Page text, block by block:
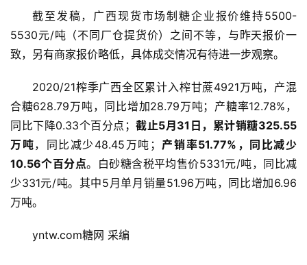
截至发稿，广西现货市场制糖企业报价维持5500-
5530元/吨（不同厂仓提货价）之间不等，与昨天报价一
致，另有商家报价略低，具体成交情况有待进一步观察。
2020/21榨季广西全区累计入榨甘蔗4921万吨，产混
合糖628.79万吨，同比增加28.79万吨；产糖率12.78%，
同比下降0.33个百分点； 截止5月31日，累计销糖325.55
万吨，同比减少48.45万吨； 产销率51.77%，同比减少
10.56个百分点。白砂糖含税平均售价5331元/吨，同比减
少331元/吨。其中5月单月销量51.96万吨，同比增加6.96
万吨。
yntw.com糖网 采编